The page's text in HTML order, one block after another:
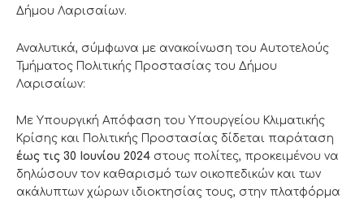
Δήμου Λαρισαίων.
Αναλυτικά, σύμφωνα με ανακοίνωση του Αυτοτελούς
Τμήματος Πολιτικής Προστασίας του Δήμου
Λαρισαίων:
Με Υπουργική Απόφαση του Υπουργείου Κλιματικής
Κρίσης και Πολιτικής Προστασίας δίδεται παράταση
έως τις 30 Ιουνίου 2024 στους πολίτες, προκειμένου να
δηλώσουν τον καθαρισμό των οικοπεδικών και των
ακάλυπτων χώρων ιδιοκτησίας τους, στην πλατφόρμα